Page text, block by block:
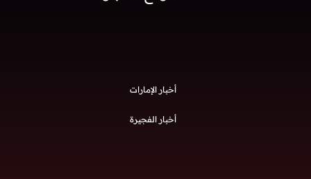
أخبار الإمارات
أخبار الفجيرة